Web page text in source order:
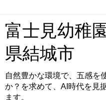
富士見幼稚
県結城市
自然豊かな環境で、五感を
か？を求めて、AI時代を見
ます。